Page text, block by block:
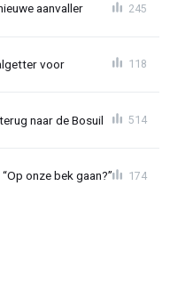
aanvaller 245
voor 118
naar de Bosuil 514
onze bek gaan?” 174